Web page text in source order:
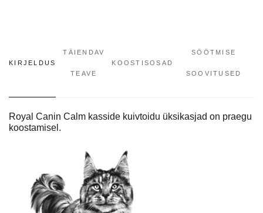
KIRJELDUS
TÄIENDAV
TEAVE
KOOSTISOSAD
SÖÖTMISE
SOOVITUSED
Royal Canin Calm kasside kuivtoidu üksikasjad on praegu
koostamisel.